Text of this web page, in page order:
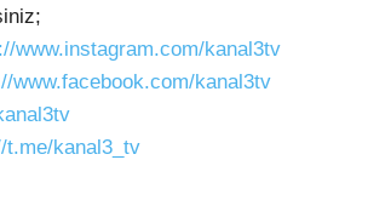
www.instagram.com/kanal3tv
www.facebook.com/kanal3tv
t.me/kanal3_tv